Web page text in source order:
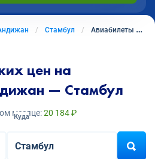
Стамбул Авиабилеты из Андижана в Стамбул
цен на
— Стамбул
месяце:20 184 ₽
Куда